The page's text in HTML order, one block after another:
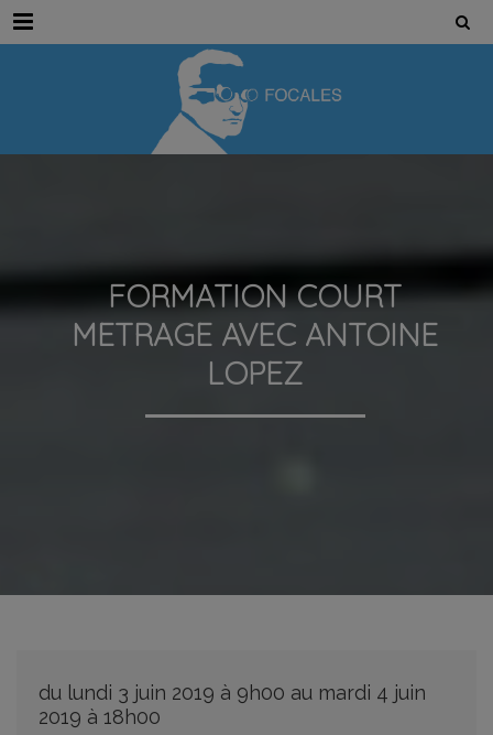
Menu
FORMATION COURT
METRAGE AVEC ANTOINE
LOPEZ
du lundi 3 juin 2019 à 9h00 au mardi 4 juin
2019 à 18h00